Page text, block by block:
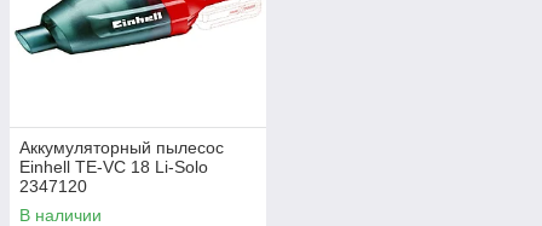
Аккумуляторный пылесос
Einhell TE-VC 18 Li-Solo
2347120
В наличии